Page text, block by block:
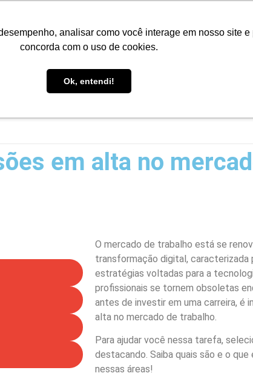
analisar como você interage em nosso site
concorda com o uso de cookies.
Ok, entendi!
CONHEÇA A FARO CURSOS
em alta no
O mercado de trabalho está se
transformação digital,
estratégias voltadas para a
profissionais se tornem obsoletas
antes de investir em uma carreira, é
alta no mercado de trabalho.
Para ajudar você nessa tarefa,
destacando. Saiba quais são e o
nessas áreas!